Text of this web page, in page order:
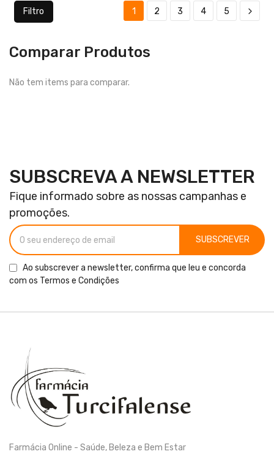
Filtro 1 2 3 4 5
Comparar Produtos
Não tem items para comparar.
SUBSCREVA A NEWSLETTER
Fique informado sobre as nossas campanhas e
promoções.
SUBSCREVER
Ao subscrever a newsletter, confirma que leu e concorda
com os Termos e Condições
Farmácia Online - Saúde, Beleza e Bem Estar